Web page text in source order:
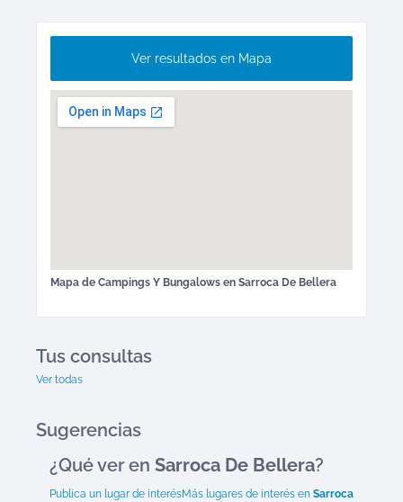
Ver resultados en Mapa
Mapa de Campings Y Bungalows en Sarroca De Bellera
Tus consultas
Ver todas
Sugerencias
¿Qué ver en Sarroca De Bellera?
Publica un lugar de interésMás lugares de interés en Sarroca